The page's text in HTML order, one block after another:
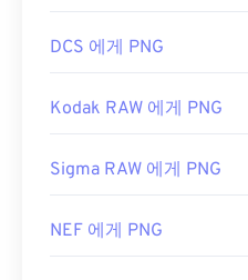
DCS 에게 PNG
Kodak RAW 에게 PNG
Sigma RAW 에게 PNG
NEF 에게 PNG